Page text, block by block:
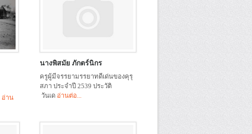
อ่าน
นางพิสมัย ภักตร์นิกร
ครูผู้มีจรรยามรรยาทดีเด่นของคุรุ
สภา ประจำปี 2539 ประวัติ
วันเด อ่านต่อ...